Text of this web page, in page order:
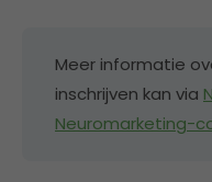
Meer informatie
inschrijven kan via
Neuromarketing-